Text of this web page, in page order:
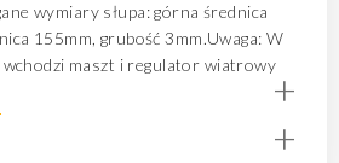
wymiary słupa: górna średnica
155mm, grubość 3mm.Uwaga: W
wchodzi maszt i regulator wiatrowy+
+